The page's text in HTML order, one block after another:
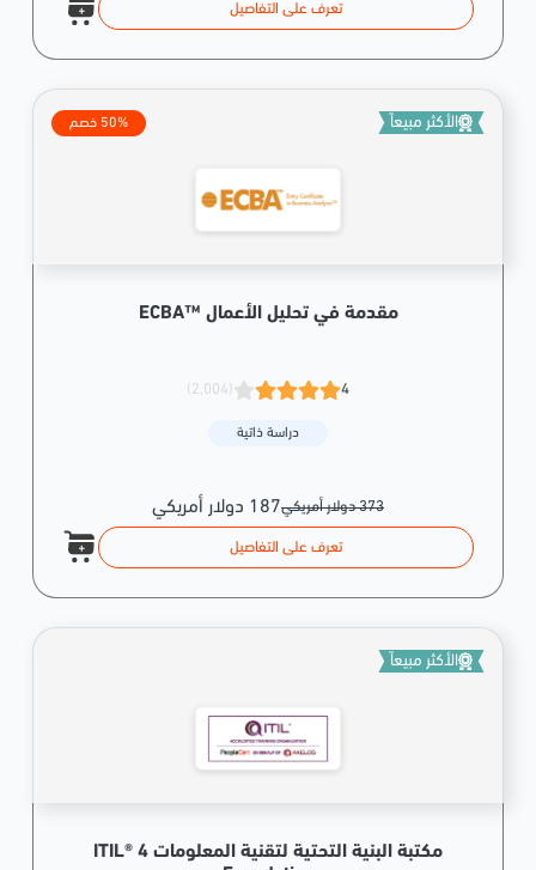
تعرف على التفاصيل
الأكثر مبيعاً 50% خصم
مقدمة في تحليل الأعمال ™ECBA
4
(2,004)
دراسة ذاتية
373 دولار أمريكي 187 دولار أمريكي
تعرف على التفاصيل
الأكثر مبيعاً
مكتبة البنية التحتية لتقنية المعلومات ITIL® 4